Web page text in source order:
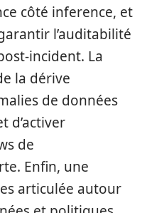
côté inference, et
l’auditabilité
La
la dérive
de données
d’activer
de
Enfin, une
articulée autour